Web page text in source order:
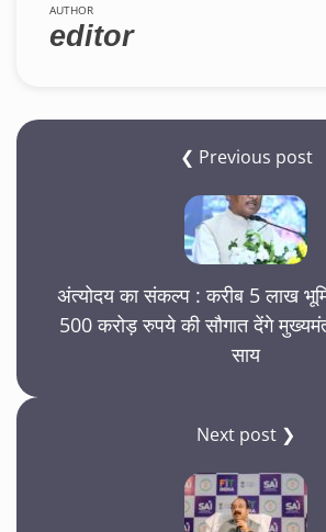
AUTHOR
editor
❮ Previous post
अंत्योदय का संकल्प : करीब 5 लाख
500 करोड़ रुपये की सौगात देंगे
साय
Next post ❯